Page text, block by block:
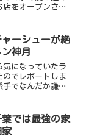
をオープンさせ
ープンしたばかり
ン...
ーシューが絶
神月
気になっていたラ
のでレポートしま
でなんだか謙遜
んです。ねっ。ド
てる...
では最強の家